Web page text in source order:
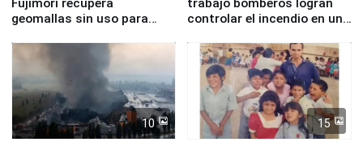
geomallas sin uso para
Fenómeno El Niño
controlar el incendio en una
de Chile
10 15